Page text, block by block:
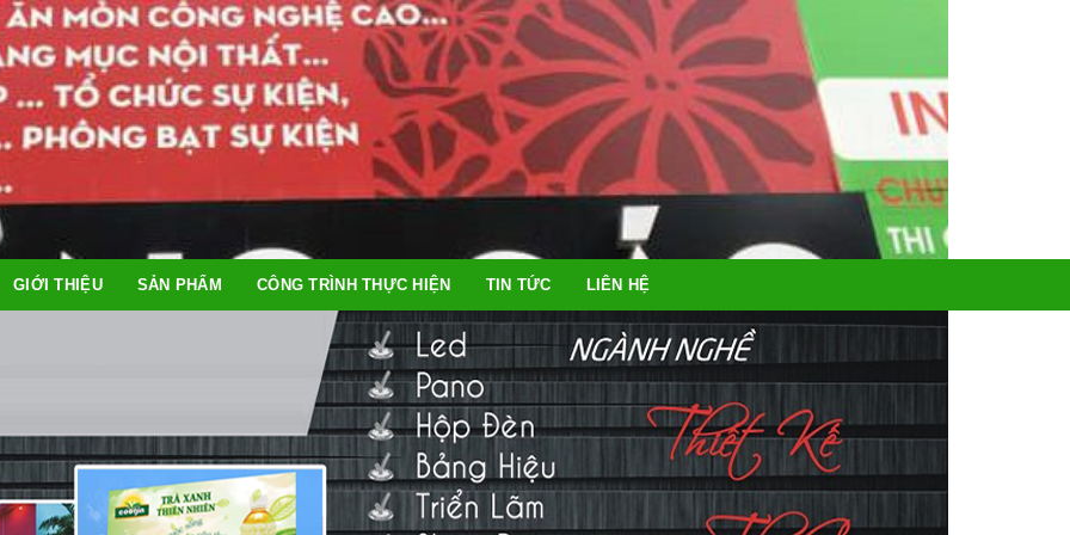
GIỚI THIỆU SẢN PHẨM CÔNG TRÌNH THỰC HIỆN TIN TỨC LIÊN HỆ